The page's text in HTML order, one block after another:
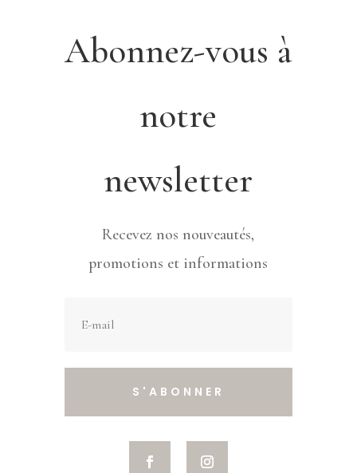
Abonnez-vous à
notre
newsletter
Recevez nos nouveautés,
promotions et informations
S'ABONNER